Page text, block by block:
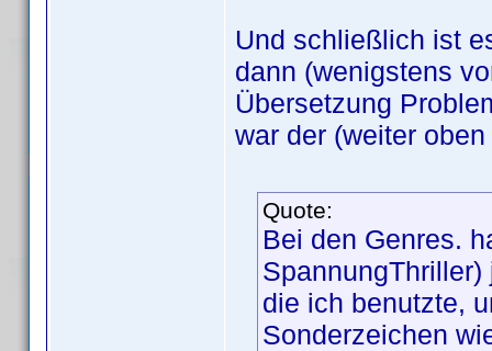
Und schließlich ist
dann (wenigstens
Übersetzung
war der (weiter
Quote:
Bei den Genres.
die ich benutzte,
Sonderzeichen